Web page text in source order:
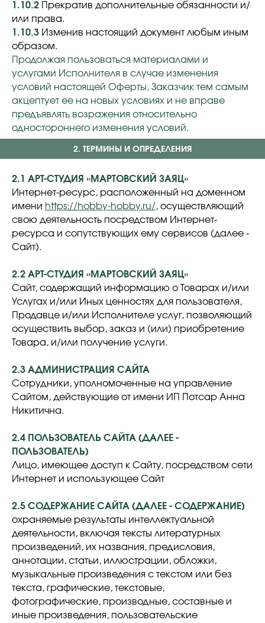
1.10.2 Прекратив дополнительные обязанности и/
или права.
1.10.3 Изменив настоящий документ любым иным
образом.
Продолжая пользоваться материалами и
услугами Исполнителя в случае изменения
условий настоящей Оферты, Заказчик тем самым
акцептует ее на новых условиях и не вправе
предъявлять возражения относительно
одностороннего изменения условий.
2. ТЕРМИНЫ И ОПРЕДЕЛЕНИЯ
2.1 АРТ-СТУДИЯ «МАРТОВСКИЙ ЗАЯЦ»
Интернет-ресурс, расположенный на доменном
имени https://hobby-hobby.ru/, осуществляющий
свою деятельность посредством Интернет-
ресурса и сопутствующих ему сервисов (далее -
Сайт).
2.2 АРТ-СТУДИЯ «МАРТОВСКИЙ ЗАЯЦ»
Сайт, содержащий информацию о Товарах и/или
Услугах и/или Иных ценностях для пользователя,
Продавце и/или Исполнителе услуг, позволяющий
осуществить выбор, заказ и (или) приобретение
Товара, и/или получение услуги.
2.3 АДМИНИСТРАЦИЯ САЙТА
Сотрудники, уполномоченные на управление
Сайтом, действующие от имени ИП Потсар Анна
Никитична.
2.4 ПОЛЬЗОВАТЕЛЬ САЙТА (ДАЛЕЕ -
ПОЛЬЗОВАТЕЛЬ)
Лицо, имеющее доступ к Сайту, посредством сети
Интернет и использующее Сайт
2.5 СОДЕРЖАНИЕ САЙТА (ДАЛЕЕ - СОДЕРЖАНИЕ)
охраняемые результаты интеллектуальной
деятельности, включая тексты литературных
произведений, их названия, предисловия,
аннотации, статьи, иллюстрации, обложки,
музыкальные произведения с текстом или без
текста, графические, текстовые,
фотографические, производные, составные и
иные произведения, пользовательские